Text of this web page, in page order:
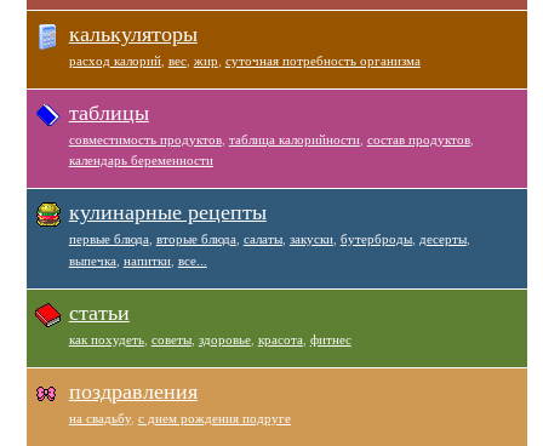
калькуляторы
расход калорий, вес, жир суточная потребность организма
таблицы
совместимость продуктов, таблица калорийности, состав продуктов,
календарь беременности
кулинарные рецепты
первые блюда вторые блюда салаты, закуски, бутерброды, десерты,
выпечка напитки, все...
статьи
как похудеть, советы, здоровье, красота фитнес
поздравления
на свадьбу, с днем рождения подруге